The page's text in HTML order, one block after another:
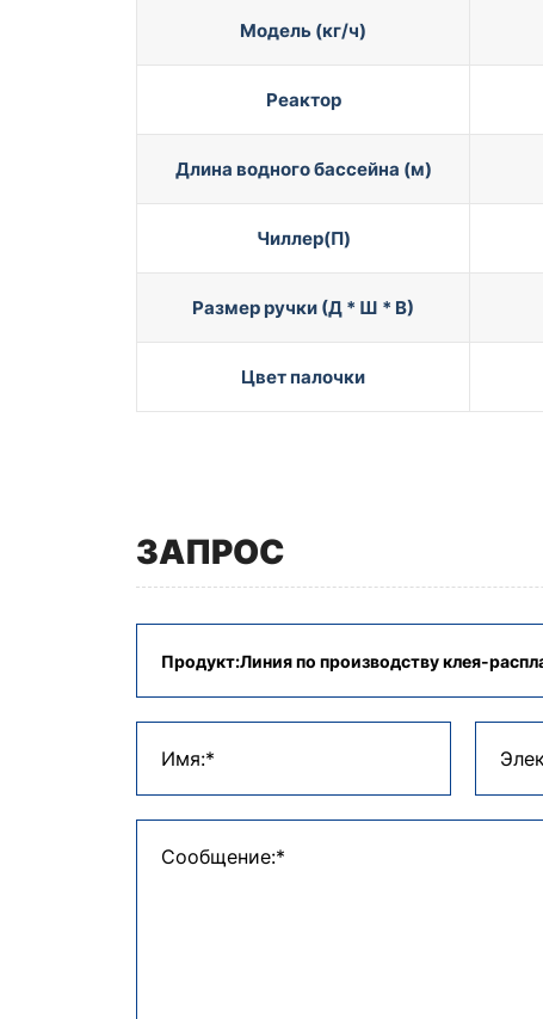
Модель (кг/ч)
Реактор
Длина водного бассейна (м)
Чиллер(П)
Размер ручки (Д * Ш * В)
Цвет палочки
ЗАПРОС
Имя:*
Сообщение:*